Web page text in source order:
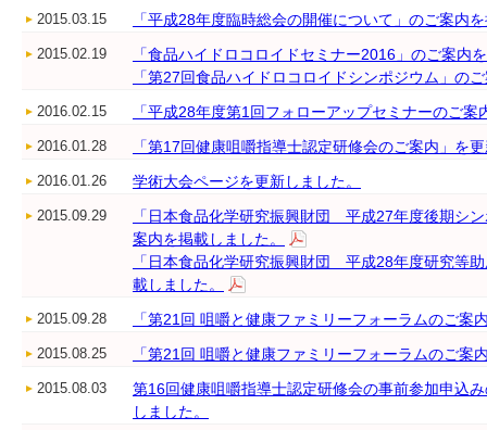
2015.03.15 「平成28年度臨時総会の開催について」のご案内
2015.02.19
「食品ハイドロコロイドセミナー2016」のご案内
「第27回食品ハイドロコロイドシンポジウム」の
2016.02.15 「平成28年度第1回フォローアップセミナーのご案
2016.01.28 「第17回健康咀嚼指導士認定研修会のご案内」を
2016.01.26 学術大会ページを更新しました。
2015.09.29
「日本食品化学研究振興財団 平成27年度後期シ
案内を掲載しました。
「日本食品化学研究振興財団 平成28年度研究等
載しました。
2015.09.28 「第21回 咀嚼と健康ファミリーフォーラムのご案
2015.08.25 「第21回 咀嚼と健康ファミリーフォーラムのご案
2015.08.03
第16回健康咀嚼指導士認定研修会の事前参加申込
しました。